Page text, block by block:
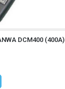
DCM400 (400A)